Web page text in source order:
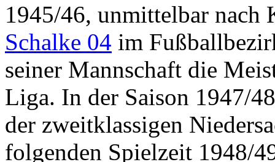
1945/46, unmittelbar nach
Schalke 04 im
seiner Mannschaft die
Liga. In der Saison 1947/
der zweitklassigen
folgenden Spielzeit 1948/